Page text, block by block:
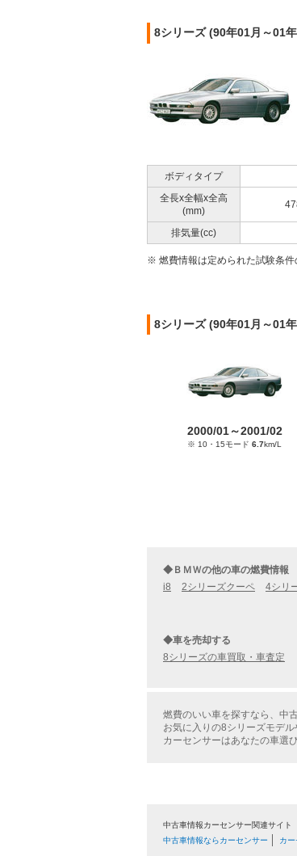
8シリーズ (90年01月～01
ボディタイプ
全長x全幅x全高
(mm)
排気量(cc)
※ 燃費情報は定められた試験条件
8シリーズ (90年01月～01
2000/01～2001/02
※ 10・15モード 6.7km/L
◆ＢＭＷの他の車の燃費情報
i8
2シリーズクーペ 4シリ
◆車を売却する
8シリーズの車買取・車査定
燃費のいい車を探すなら、中
お気に入りの8シリーズモデ
カーセンサーはあなたの車選
中古車情報カーセンサー関連サイト
中古車情報ならカーセンサー
カ